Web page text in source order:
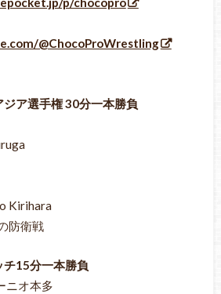
@ChocoProWrestling
ア選手権 30分一本勝負
Kirihara
防衛戦
15分一本勝負
ニオ本多